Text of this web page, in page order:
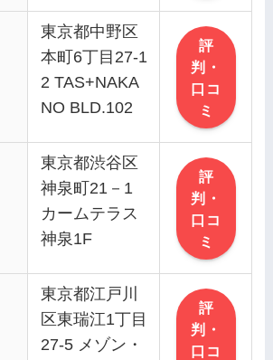
東京都中野区
本町6丁目27-1
2 TAS+NAKA
NO BLD.102
評
判・
口コ
ミ
東京都渋谷区
神泉町21－1
カームテラス
神泉1F
評
判・
口コ
ミ
東京都江戸川
区東瑞江1丁目
27-5 メゾン・
評
判・
口コ